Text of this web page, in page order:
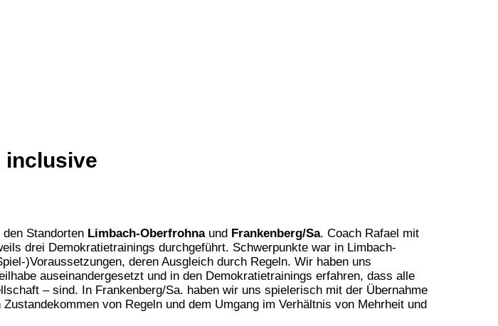
inclusive
Standorten Limbach-Oberfrohnaund Frankenberg/Sa. Coach Rafael mit
drei Demokratietrainings durchgeführt. Schwerpunkte war in Limbach-
)Voraussetzungen, deren Ausgleich durch Regeln. Wir haben uns
auseinandergesetzt und in den Demokratietrainings erfahren, dass alle
– sind. In Frankenberg/Sa. haben wir uns spielerisch mit der Übernahme
von Regeln und dem Umgang im Verhältnis von Mehrheit und